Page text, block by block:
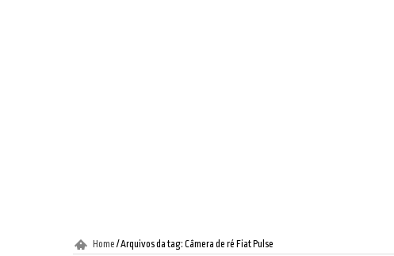
Home /Arquivos da tag: Câmera de ré Fiat Pulse